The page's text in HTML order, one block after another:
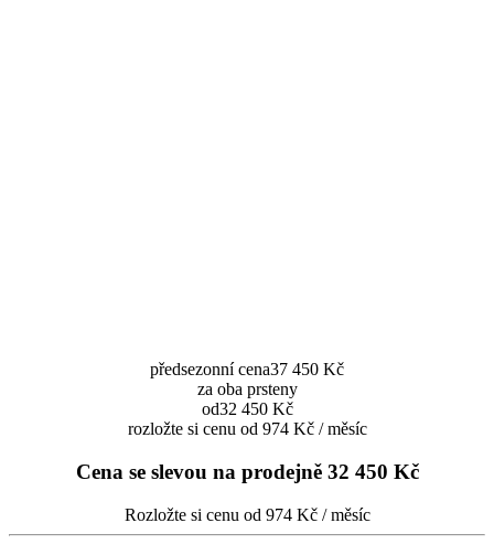
předsezonní cena37 450 Kč
za oba prsteny
od32 450 Kč
rozložte si cenu od 974 Kč / měsíc
Cena se slevou na prodejně 32 450 Kč
Rozložte si cenu od 974 Kč / měsíc